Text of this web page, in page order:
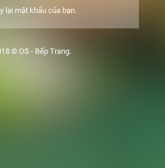
lại mật khẩu của bạn.
© OS - Bếp Trang.